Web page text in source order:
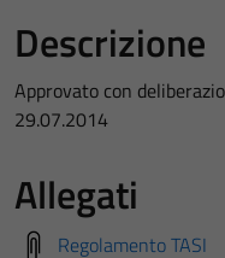
Descrizione
Approvato con
29.07.2014
Allegati
Regolamento TASI